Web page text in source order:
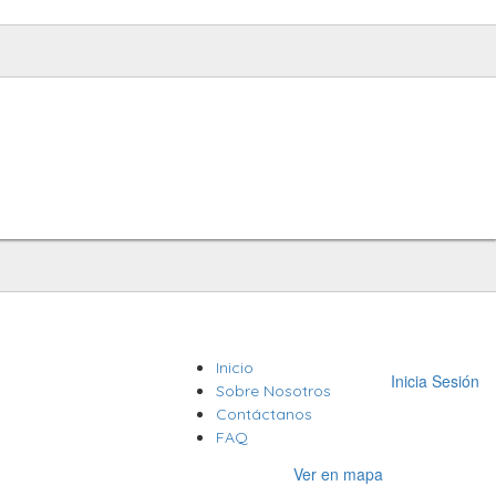
Inicia Sesión
Inicio
Sobre Nosotros
Contáctanos
FAQ
Ver en mapa